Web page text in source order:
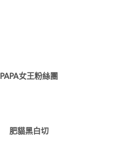
PAPA女王粉絲團
肥貓黑白切